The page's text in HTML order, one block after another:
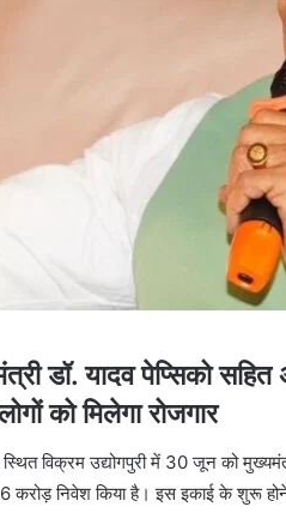
डॉ. यादव पेप्सिको
को मिलेगा रोजगार
विक्रम उद्योगपुरी में 30 जून को
करोड़ निवेश किया है। इस इकाई के शुरू